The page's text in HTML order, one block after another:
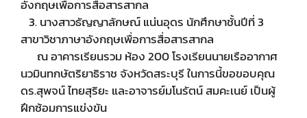
อังกฤษเพื่อการสื่อสารสากล
3. นางสาวธัญญาลักษณ์ แน่นอุดร นักศึกษาชั้นปีที่ 3
สาขาวิชาภาษาอังกฤษเพื่อการสื่อสารสากล
ณ อาคารเรียนรวม ห้อง 200 โรงเรียนนายเรืออากาศ
นวมินทกษัตริยาธิราช จังหวัดสระบุรี ในการนี้ขอขอบคุณ
ดร.สุพจน์ ไทยสุริยะ และอาจารย์มโนรัตน์ สมคะเนย์ เป็นผู้
ฝึกซ้อมการแข่งขัน